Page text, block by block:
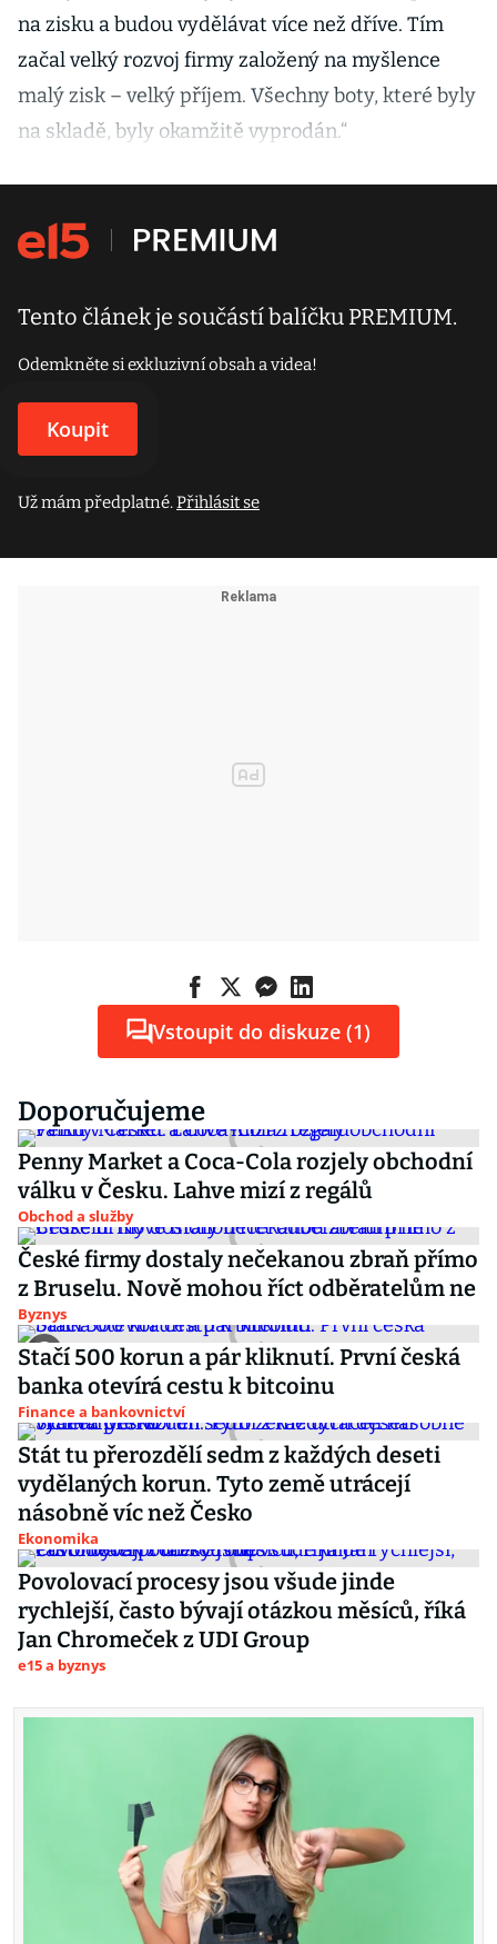
na zisku a budou vydělávat více než dříve. Tím
začal velký rozvoj firmy založený na myšlence
malý zisk – velký příjem. Všechny boty, které byly
na skladě, byly okamžitě vyprodán.“
Tento článek je součástí balíčku PREMIUM.
Odemkněte si exkluzivní obsah a videa!
Koupit
Už mám předplatné.Přihlásit se
Vstoupit do diskuze (1)
Doporučujeme
Penny Market a Coca-Cola rozjely obchodní
válku v Česku. Lahve mizí z regálů
Obchod a služby
České firmy dostaly nečekanou zbraň přímo
z Bruselu. Nově mohou říct odběratelům ne
Byznys
Stačí 500 korun a pár kliknutí. První česká
banka otevírá cestu k bitcoinu
Finance a bankovnictví
Stát tu přerozdělí sedm z každých deseti
vydělaných korun. Tyto země utrácejí
násobně víc než Česko
Ekonomika
Povolovací procesy jsou všude jinde
rychlejší, často bývají otázkou měsíců, říká
Jan Chromeček z UDI Group
e15 a byznys